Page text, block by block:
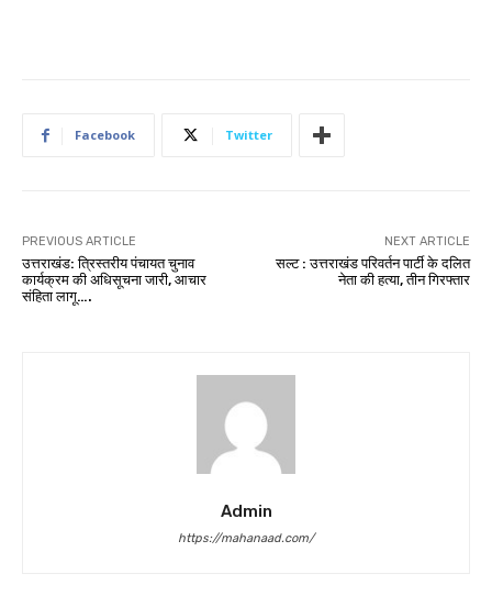
Facebook Twitter
PREVIOUS ARTICLE
उत्तराखंड: त्रिस्तरीय पंचायत चुनाव
कार्यक्रम की अधिसूचना जारी, आचार
संहिता लागू….
NEXT ARTICLE
सल्ट : उत्तराखंड परिवर्तन पार्टी के दलित
नेता की हत्या, तीन गिरफ्तार
Admin
https://mahanaad.com/